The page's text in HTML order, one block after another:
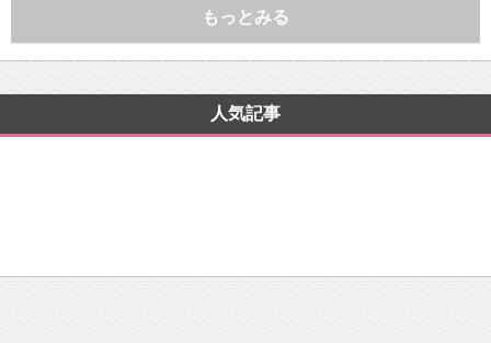
もっとみる
人気記事